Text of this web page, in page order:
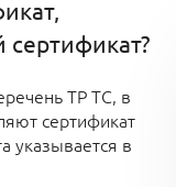
ТР ТС, в
сертификат
указывается в